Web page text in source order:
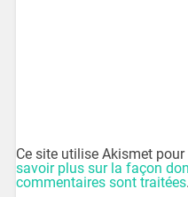
Ce site utilise Akismet
savoir plus sur la façon
commentaires sont traitées.